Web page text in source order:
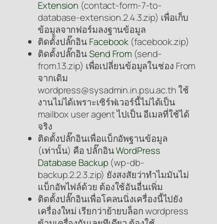
Extension (contact-form-7-to-
database-extension.2.4.3.zip) เพื่อเก็บ
ข้อมูลจากฟอร์มลงฐานข้อมูล
ติดตั้งปลั๊กอิน Facebook (facebook.zip)
ติดตั้งปลั๊กอินSend From (send-
from.1.3.zip) เพื่อเปลี่ยนข้อมูลในช่อง From
จากเดิม
wordpress@sysadmin.in.psu.ac.th ใช้
งานไม่ได้เพราะเซิร์ฟเวอร์นี้ไม่ได้เป็น
mailbox user agent ไปเป็น อีเมลที่ใช้ได้
จริง
ติดตั้งปลั๊กอินเพื่อแบ็กอัพฐานข้อมูล
(เท่านั้น) คือ ปลั๊กอินWordPress
Database Backup (wp-db-
backup.2.2.3.zip) ยังสงสัยว่าทำไมมันไม่
แบ็กอัพไฟล์ด้วย ต้องใช้อันอื่นเพิ่ม
ติดตั้งปลั๊กอินเพื่อโคลนนิ่งเครื่องนี้ไปยัง
เครื่องใหม่ เรียกว่าย้ายบล็อก wordpress